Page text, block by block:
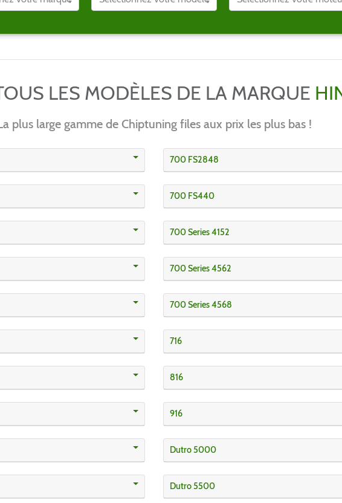
LES MODÈLES DE LA MARQUE
plus large gamme de Chiptuning files aux prix les plus bas !
700 FS2848
700 FS440
700 Series 4152
700 Series 4562
700 Series 4568
716
816
916
Dutro 5000
Dutro 5500